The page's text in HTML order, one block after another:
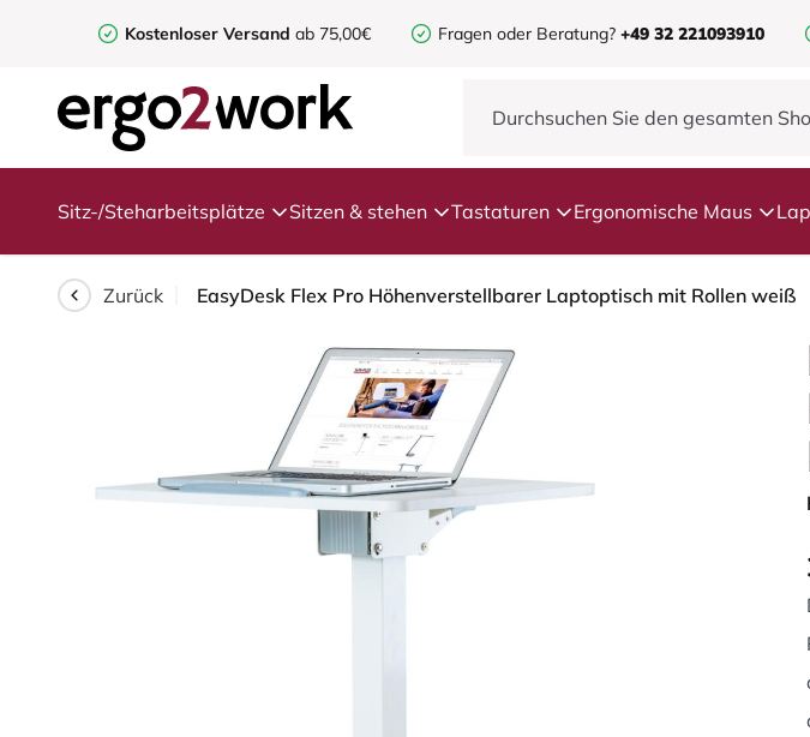
Kostenloser Versand ab 75,00€ Fragen oder Beratung? +49 32 221093910
Sitz-/Steharbeitsplätze Sitzen & stehen Tastaturen Ergonomische Maus
Zurück EasyDesk Flex Pro Höhenverstellbarer Laptoptisch mit Rollen weiß